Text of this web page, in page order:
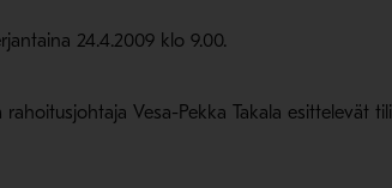
24.4.2009 klo 9.00.
Vesa-Pekka Takala esittelevät